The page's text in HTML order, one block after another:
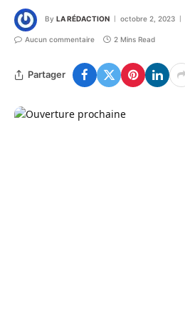
By LA RÉDACTION octobre 2, 2023
Aucun commentaire 2 Mins Read
Partager